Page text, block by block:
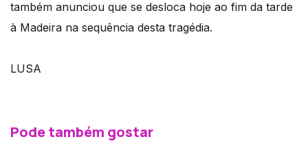
também anunciou que se desloca hoje ao fim da tarde
à Madeira na sequência desta tragédia.
LUSA
Pode também gostar